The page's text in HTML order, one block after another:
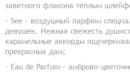
заветного флакона тёплым
· See – воздушный парфюм
девушек. Нежная свежесть
карамельные аккорды
прекрасных дам;
· Eau de Parfum – амброво-